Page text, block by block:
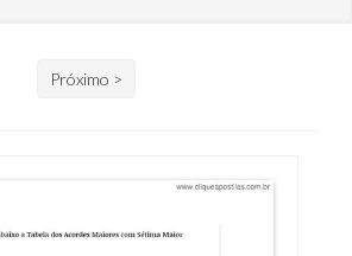
Próximo >